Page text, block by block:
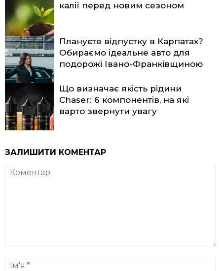
калії перед новим сезоном
Плануєте відпустку в Карпатах?
Обираємо ідеальне авто для
подорожі Івано-Франківщиною
Що визначає якість рідини
Chaser: 6 компонентів, на які
варто звернути увагу
ЗАЛИШИТИ КОМЕНТАР